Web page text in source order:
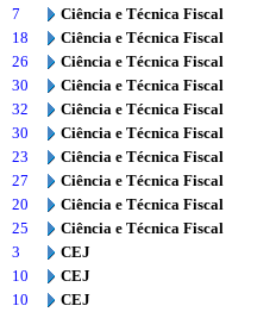
7
Ciência e Técnica Fiscal
18
Ciência e Técnica Fiscal
26
Ciência e Técnica Fiscal
30
Ciência e Técnica Fiscal
32
Ciência e Técnica Fiscal
30
Ciência e Técnica Fiscal
23
Ciência e Técnica Fiscal
27
Ciência e Técnica Fiscal
20
Ciência e Técnica Fiscal
25
Ciência e Técnica Fiscal
3
CEJ
10
CEJ
10
CEJ